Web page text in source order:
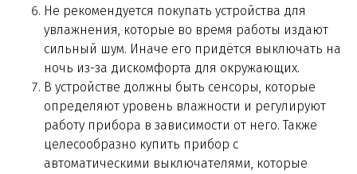
Не рекомендуется покупать устройства для
увлажнения, которые во время работы издают
сильный шум. Иначе его придётся выключать на
ночь из-за дискомфорта для окружающих.
В устройстве должны быть сенсоры, которые
определяют уровень влажности и регулируют
работу прибора в зависимости от него. Также
целесообразно купить прибор с
автоматическими выключателями, которые